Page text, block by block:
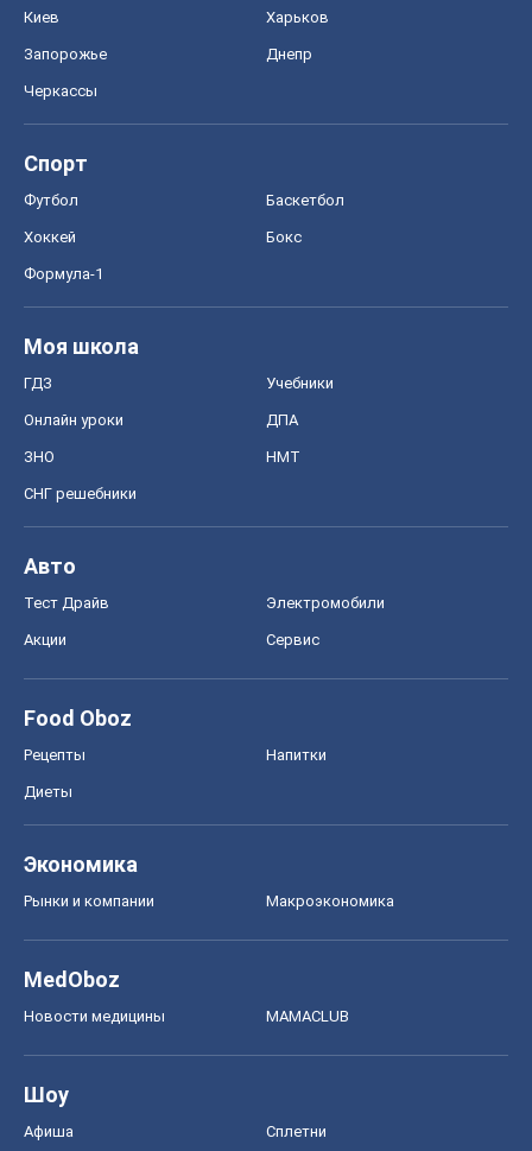
Киев Харьков
Запорожье Днепр
Черкассы
Спорт
Футбол Баскетбол
Хоккей Бокс
Формула-1
Моя школа
ГДЗ Учебники
Онлайн уроки ДПА
ЗНО НМТ
СНГ решебники
Авто
Тест Драйв Электромобили
Акции Сервис
Food Oboz
Рецепты Напитки
Диеты
Экономика
Рынки и компании Mакроэкономика
MedOboz
Новости медицины MAMACLUB
Шоу
Афиша Сплетни